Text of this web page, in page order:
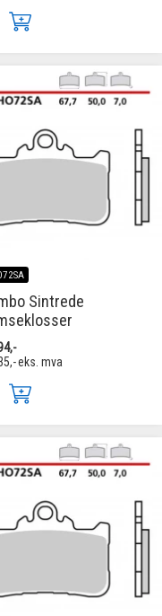
Sintrede
eks. mva